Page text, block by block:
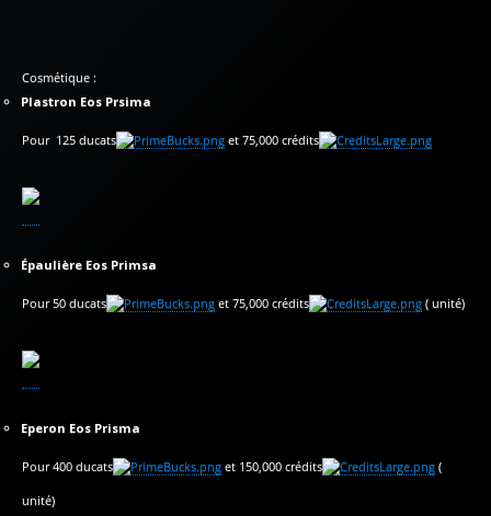
Cosmétique :
Plastron Eos Prsima
Pour 125 ducats et 75,000 crédits
Épaulière Eos Primsa
Pour 50 ducats et 75,000 crédits ( unité)
Eperon Eos Prisma
Pour 400 ducats et 150,000 crédits (
unité)